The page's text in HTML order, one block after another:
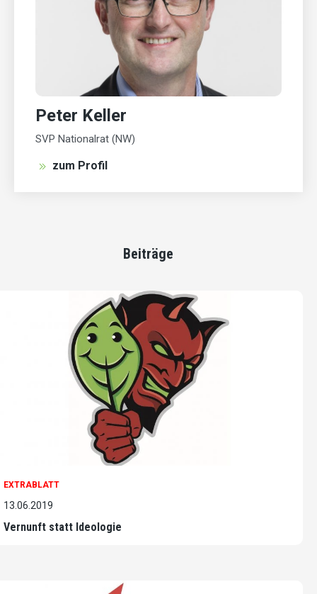
Peter Keller
SVP Nationalrat (NW)
zum Profil
Beiträge
EXTRABLATT
13.06.2019
Vernunft statt Ideologie